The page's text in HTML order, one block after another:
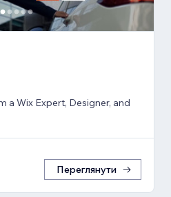
a Wix Expert, Designer, and
Переглянути